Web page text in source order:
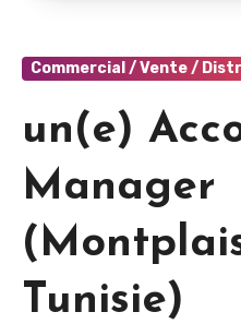
Commercial / Vente /
un(e)
Manager
Tunisie)